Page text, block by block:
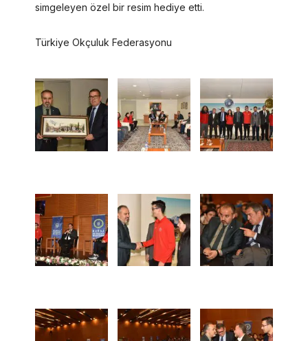
simgeleyen özel bir resim hediye etti.
Türkiye Okçuluk Federasyonu